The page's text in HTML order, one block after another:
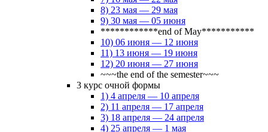
8) 23 мая — 29 мая
9) 30 мая — 05 июня
************end of May***********
10) 06 июня — 12 июня
11) 13 июня — 19 июня
12) 20 июня — 27 июня
~~~the end of the semester~~~
3 курс очной формы
1) 4 апреля — 10 апреля
2) 11 апреля — 17 апреля
3) 18 апреля — 24 апреля
4) 25 апреля — 1 мая